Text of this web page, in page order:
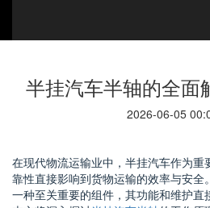
半挂汽车半轴的全面
2026-06-05
在现代物流运输业中，半挂汽车作为
靠性直接影响到货物运输的效率与安全
一种至关重要的组件，其功能和维护直